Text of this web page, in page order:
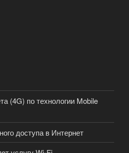
(4G) по технологии Mobile
доступа в Интернет